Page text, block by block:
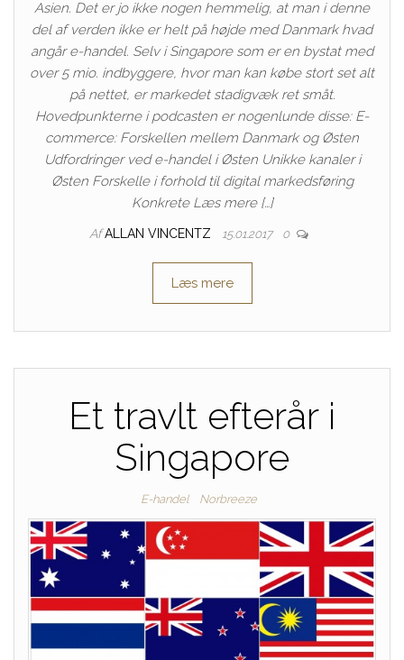
Asien. Det er jo ikke nogen hemmelig, at man i denne
del af verden ikke er helt på højde med Danmark hvad
angår e-handel. Selv i Singapore som er en bystat med
over 5 mio. indbyggere, hvor man kan købe stort set alt
på nettet, er markedet stadigvæk ret småt.
Hovedpunkterne i podcasten er nogenlunde disse: E-
commerce: Forskellen mellem Danmark og Østen
Udfordringer ved e-handel i Østen Unikke kanaler i
Østen Forskelle i forhold til digital markedsføring
Konkrete Læs mere […]
Af ALLAN VINCENTZ 15.01.2017 0
Læs mere
Et travlt efterår i
Singapore
E-handel Norbreeze